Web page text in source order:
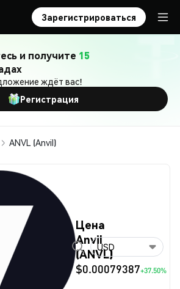
Зарегистрироваться
и получите 15
ждёт вас!
Регистрация
ANVL (Anvil)
Цена
Anvil
(ANVL)
$0.00079387+37.50%
USD